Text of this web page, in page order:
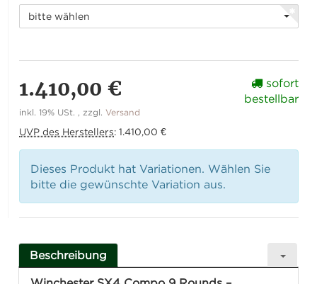
bitte wählen
1.410,00 €
inkl. 19% USt. , zzgl.Versand
UVP des Herstellers:1.410,00 €
sofort
bestellbar
Dieses Produkt hat Variationen. Wählen Sie
bitte die gewünschte Variation aus.
Beschreibung